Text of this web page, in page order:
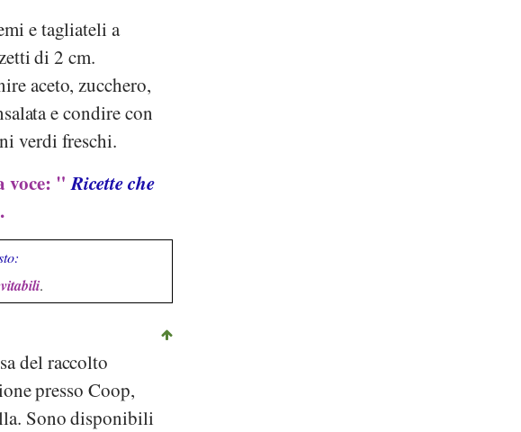
e tagliateli a
di 2 cm.
aceto, zucchero,
e condire con
verdi freschi.
voce: "Ricette che
.
del raccolto
pressoCoop,
. Sono disponibili